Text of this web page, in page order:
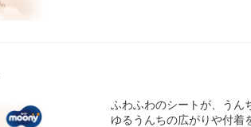
ふわふわのシートが、うん
ゆるうんちの広がりや付着